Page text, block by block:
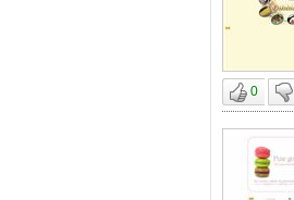
0